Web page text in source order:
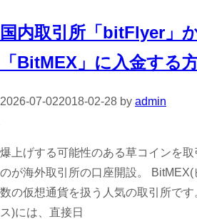
国内取引所「bitFlyer」
「BitMEX」に入金する
2026-07-022018-02-28 by admin
爆上げする可能性のある草コインを
のが海外取引所の口座開設。
数の仮想通貨を扱う人気の取引所で
ス)には、直接日